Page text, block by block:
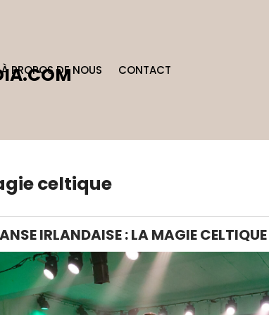
À PROPOS DE NOUS CONTACT
celtique
IRLANDAISE : LA MAGIE